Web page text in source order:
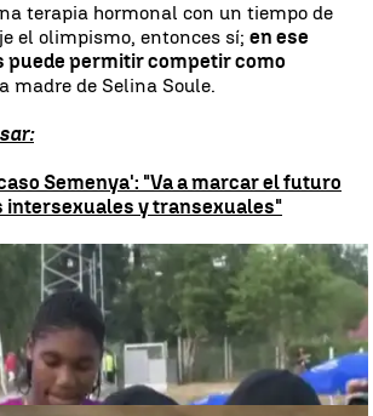
terapia hormonal con un tiempo de
el olimpismo, entonces sí; en ese
puede permitir competir como
madre de Selina Soule.
Semenya': "Va a marcar el futuro
intersexuales y transexuales"
del 'caso Semenya': "Va a marcar el futuro de las
y transexuales" | Las claves del 'caso
marcar el futuro de las personas intersexuales y
transexuales"
a Semenya: El TAS le obliga a
reducir su nivel de testosterona